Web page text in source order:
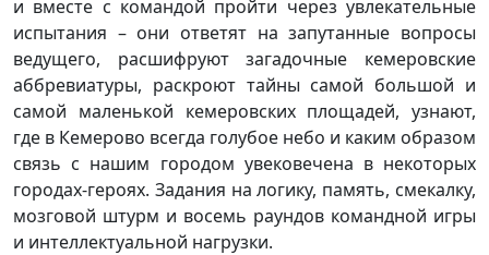
и вместе с командой пройти через увлекательные
испытания – они ответят на запутанные вопросы
ведущего, расшифруют загадочные кемеровские
аббревиатуры, раскроют тайны самой большой и
самой маленькой кемеровских площадей, узнают,
где в Кемерово всегда голубое небо и каким образом
связь с нашим городом увековечена в некоторых
городах-героях. Задания на логику, память, смекалку,
мозговой штурм и восемь раундов командной игры
и интеллектуальной нагрузки.